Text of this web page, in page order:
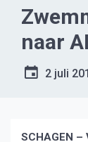
naar
2 juli
SCHAGEN